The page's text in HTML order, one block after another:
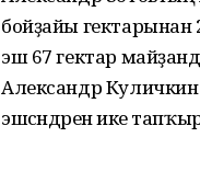
бойҙайы гектарынан
эш 67 гектар
Александр
эшсәндәренә ике